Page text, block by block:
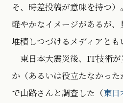
そ、時差投稿が意味を持つ
軽やかなイメージがあるが
堆積しつづけるメディアとも
東日本大震災後、IT技術が
か（あるいは役立たなかっ
で山路さんと調査した（東日